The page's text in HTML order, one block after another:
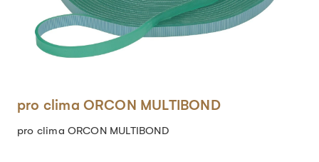
pro clima ORCON MULTIBOND
pro clima ORCON MULTIBOND